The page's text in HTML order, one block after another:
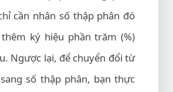
cần nhân số thập phân đó
ký hiệu phần trăm (%)
Ngược lại, để chuyển đổi từ
số thập phân, bạn thực